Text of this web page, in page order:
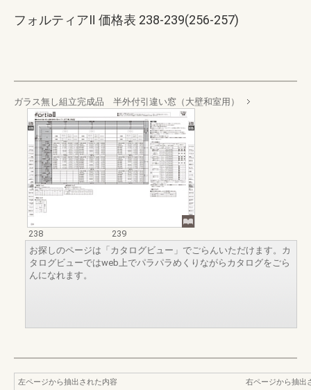
フォルティアⅡ 価格表 238-239(256-257)
ガラス無し組立完成品 半外付引違い窓（大壁和室用）
238
239
お探しのページは「カタログビュー」でごらんいただけます。カ
タログビューではweb上でパラパラめくりながらカタログをごら
んになれます。
左ページから抽出された内容
右ページから抽出